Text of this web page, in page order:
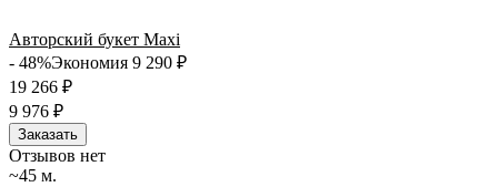
Авторский букет Maxi
- 48%Экономия 9 290 ₽
19 266 ₽
9 976 ₽
Заказать
Отзывов нет
~45 м.